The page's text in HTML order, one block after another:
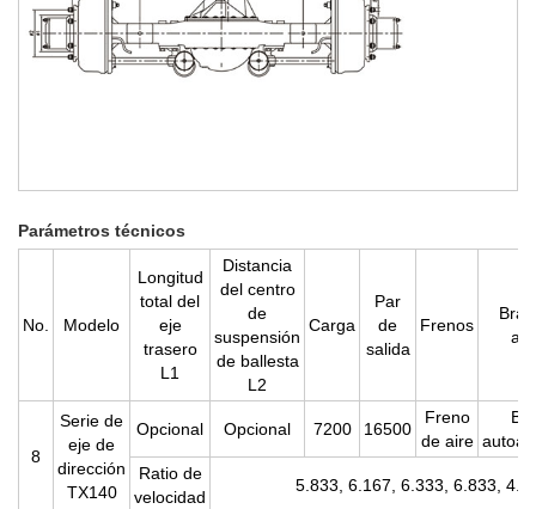
Parámetros técnicos
No. Modelo
Longitud
total del
eje
trasero
L1
Distancia
del centro
de
suspensión
de ballesta
L2
Carga
Par
de
salida
Frenos
8
Serie de
eje de
dirección
TX140
Opcional Opcional 7200 16500
Freno
de aire
Ratio de
velocidad
5.833, 6.167, 6.333, 6.833,